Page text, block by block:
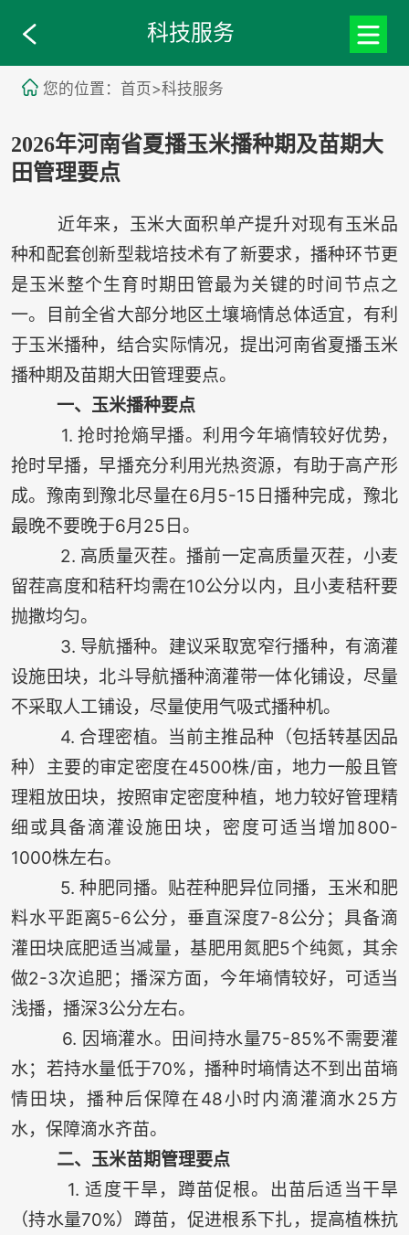
科技服务
您的位置：首页>科技服务
2026年河南省夏播玉米播种期及苗期大
田管理要点
近年来，玉米大面积单产提升对现有玉米品
种和配套创新型栽培技术有了新要求，播种环节更
是玉米整个生育时期田管最为关键的时间节点之
一。目前全省大部分地区土壤墒情总体适宜，有利
于玉米播种，结合实际情况，提出河南省夏播玉米
播种期及苗期大田管理要点。
一、玉米播种要点
1. 抢时抢熵早播。利用今年墒情较好优势，
抢时早播，早播充分利用光热资源，有助于高产形
成。豫南到豫北尽量在6月5-15日播种完成，豫北
最晚不要晚于6月25日。
2. 高质量灭茬。播前一定高质量灭茬，小麦
留茬高度和秸秆均需在10公分以内，且小麦秸秆要
抛撒均匀。
3. 导航播种。建议采取宽窄行播种，有滴灌
设施田块，北斗导航播种滴灌带一体化铺设，尽量
不采取人工铺设，尽量使用气吸式播种机。
4. 合理密植。当前主推品种（包括转基因品
种）主要的审定密度在4500株/亩，地力一般且管
理粗放田块，按照审定密度种植，地力较好管理精
细或具备滴灌设施田块，密度可适当增加800-
1000株左右。
5. 种肥同播。贴茬种肥异位同播，玉米和肥
料水平距离5-6公分，垂直深度7-8公分；具备滴
灌田块底肥适当减量，基肥用氮肥5个纯氮，其余
做2-3次追肥；播深方面，今年墒情较好，可适当
浅播，播深3公分左右。
6. 因墒灌水。田间持水量75-85%不需要灌
水；若持水量低于70%，播种时墒情达不到出苗墒
情田块，播种后保障在48小时内滴灌滴水25方
水，保障滴水齐苗。
二、玉米苗期管理要点
1. 适度干旱，蹲苗促根。出苗后适当干旱
（持水量70%）蹲苗，促进根系下扎，提高植株抗